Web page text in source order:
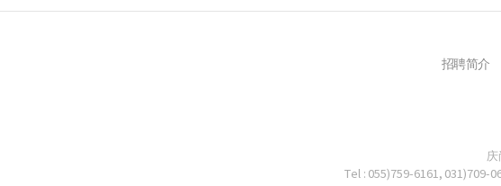
招聘简介
庆
Tel : 055)759-6161, 031)709-